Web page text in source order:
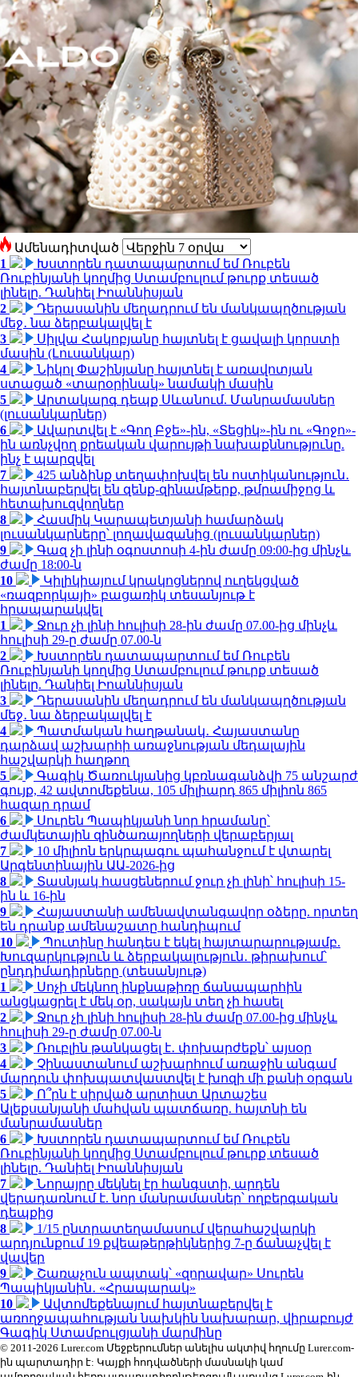
Ամենադիտված
1
Խստորեն դատապարտում եմ Ռուբեն
Ռուբինյանի կողմից Ստամբուլում թուրք տեսած
լինելը. Դանիել Իոաննիսյան
2
Դերասանին մեղադրում են մանկապղծության
մեջ․ նա ձերբակալվել է
3
Սիլվա Հակոբյանը հայտնել է ցավալի կորստի
մասին (Լուսանկար)
4
Նիկոլ Փաշինյանը հայտնել է առավոտյան
ստացած «տարօրինակ» նամակի մասին
5
Արտակարգ դեպք Սևանում. Մանրամասներ
(լուսանկարներ)
6
Ավարտվել է «Գող Բջե»-ին, «Տեցիկ»-ին ու «Գոջո»-
ին առնչվող քրեական վարույթի նախաքննությունը.
ինչ է պարզվել
7
425 անձինք տեղափոխվել են ոստիկանություն․
հայտնաբերվել են զենք-զինամթերք, թմրամիջոց և
հետախուզվողներ
8
Հասմիկ Կարապետյանի համարձակ
լուսանկարները՝ լողավազանից (լուսանկարներ)
9
Գազ չի լինի օգոստոսի 4-ին ժամը 09:00-ից մինչև
ժամը 18:00-ն
10
Կիլիկիայում կրակոցներով ուղեկցված
«ռազբորկայի» բացառիկ տեսանյութ է
հրապարակվել
1
Ջուր չի լինի հուլիսի 28-ին ժամը 07.00-ից մինչև
հուլիսի 29-ը ժամը 07.00-ն
2
Խստորեն դատապարտում եմ Ռուբեն
Ռուբինյանի կողմից Ստամբուլում թուրք տեսած
լինելը. Դանիել Իոաննիսյան
3
Դերասանին մեղադրում են մանկապղծության
մեջ․ նա ձերբակալվել է
4
Պատմական հաղթանակ․ Հայաստանը
դարձավ աշխարհի առաջնության մեդալային
հաշվարկի հաղթող
5
Գագիկ Ծառուկյանից կբռնագանձվի 75 անշարժ
գույք, 42 ավտոմեքենա, 105 միլիարդ 865 միլիոն 865
հազար դրամ
6
Սուրեն Պապիկյանի նոր հրամանը՝
ժամկետային զինծառայողների վերաբերյալ
7
10 միլիոն երկրպագու պահանջում է վտարել
Արգենտինային ԱԱ-2026-ից
8
Տասնյակ հասցեներում ջուր չի լինի՝ հուլիսի 15-
ին և 16-ին
9
Հայաստանի ամենավտանգավոր օձերը. որտեղ
են դրանք ամենաշատը հանդիպում
10
Պուտինը հանդես է եկել հայտարարությամբ.
Խուզարկություն և ձերբակալություն․ թիրախում՝
ընդդիմադիրները (տեսանյութ)
1
Սոչի մեկնող ինքնաթիռը ճանապարհին
անցկացրել է մեկ օր, սակայն տեղ չի հասել
2
Ջուր չի լինի հուլիսի 28-ին ժամը 07.00-ից մինչև
հուլիսի 29-ը ժամը 07.00-ն
3
Ռուբլին թանկացել է․ փոխարժեքն՝ այսօր
4
Չինաստանում աշխարհում առաջին անգամ
մարդուն փոխպատվաստվել է խոզի մի քանի օրգան
5
Ո՞րն է սիրված արտիստ Արտաշես
Ալեքսանյանի մահվան պատճառը. հայտնի են
մանրամասներ
6
Խստորեն դատապարտում եմ Ռուբեն
Ռուբինյանի կողմից Ստամբուլում թուրք տեսած
լինելը. Դանիել Իոաննիսյան
7
Նորայրը մեկնել էր հանգստի, արդեն
վերադառնում է. նոր մանրամասներ՝ ողբերգական
դեպքից
8
1/15 ընտրատեղամասում վերահաշվարկի
արդյունքում 19 քվեաթերթիկներից 7-ը ճանաչվել է
վավեր
9
Շառաչուն ապտակ՝ «զորավար» Սուրեն
Պապիկյանին․ «Հրապարակ»
10
Ավտոմեքենայում հայտնաբերվել է
առողջապահության նախկին նախարար, վիրաբույժ
Գագիկ Ստամբուլցյանի մարմինը
© 2011-2026 Lurer.com Մեջբերումներ անելիս ակտիվ հղումը Lurer.com-
ին պարտադիր է: Կայքի հոդվածների մասնակի կամ